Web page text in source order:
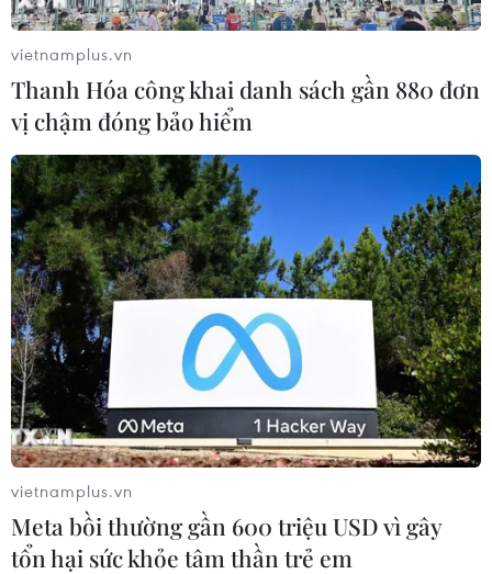
Cầu Hòa Bình 1 bị cạn nước trơ móng cầu. (Ảnh: Trọng
Đạt/TTXVN)
Người dân lội giữa sông Đà trong những ngày cạn nước. (Ảnh:
vietnamplus.vn
Thanh Hóa công khai danh sách gần 880 đơn
vị chậm đóng bảo hiểm
vietnamplus.vn
Meta bồi thường gần 600 triệu USD vì gây
tổn hại sức khỏe tâm thần trẻ em